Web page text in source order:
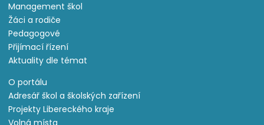
Management škol
Žáci a rodiče
Pedagogové
Přijímací řízení
Aktuality dle témat
O portálu
Adresář škol a školských zařízení
Projekty Libereckého kraje
Volná místa